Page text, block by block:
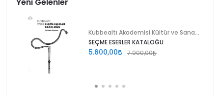
Yeni Gelenler
SEÇME ESERLER KATALOĞU
5.600,00 7.000,00